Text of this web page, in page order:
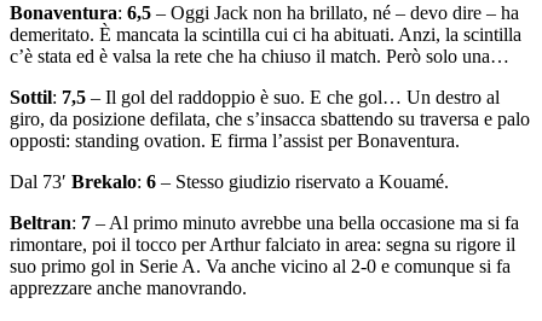
Bonaventura: 6,5 – Oggi Jack non ha brillato, né – devo dire – ha
demeritato. È mancata la scintilla cui ci ha abituati. Anzi, la scintilla
c’è stata ed è valsa la rete che ha chiuso il match. Però solo una…
Sottil: 7,5 – Il gol del raddoppio è suo. E che gol… Un destro al
giro, da posizione defilata, che s’insacca sbattendo su traversa e palo
opposti: standing ovation. E firma l’assist per Bonaventura.
Dal 73′ Brekalo: 6 – Stesso giudizio riservato a Kouamé.
Beltran: 7 – Al primo minuto avrebbe una bella occasione ma si fa
rimontare, poi il tocco per Arthur falciato in area: segna su rigore il
suo primo gol in Serie A. Va anche vicino al 2-0 e comunque si fa
apprezzare anche manovrando.